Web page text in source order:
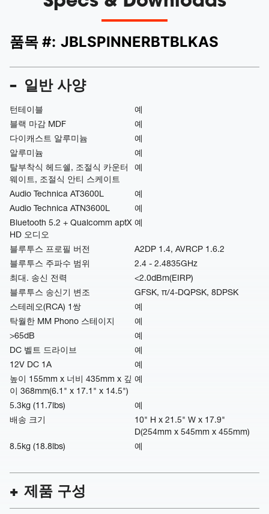
품목 #: JBLSPINNERBTBLKAS
일반 사양
턴테이블
예
블랙 마감 MDF
예
다이캐스트 알루미늄
예
알루미늄
예
탈부착식 헤드쉘, 조절식 카운터
웨이트, 조절식 안티 스케이트
예
Audio Technica AT3600L
예
Audio Technica ATN3600L
예
Bluetooth 5.2 + Qualcomm aptX
HD 오디오
예
블루투스 프로필 버전
A2DP 1.4, AVRCP 1.6.2
블루투스 주파수 범위
2.4 - 2.4835GHz
최대. 송신 전력
<2.0dBm(EIRP)
블루투스 송신기 변조
GFSK, π/4-DQPSK, 8DPSK
스테레오(RCA) 1쌍
예
탁월한 MM Phono 스테이지
예
>65dB
예
DC 벨트 드라이브
예
12V DC 1A
예
높이 155mm x 너비 435mm x 깊
이 368mm(6.1" x 17.1" x 14.5")
예
5.3kg (11.7lbs)
예
배송 크기
10" H x 21.5" W x 17.9"
D(254mm x 545mm x 455mm)
8.5kg (18.8lbs)
예
제품 구성